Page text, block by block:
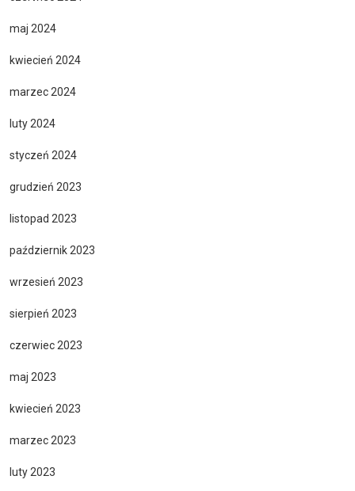
maj 2024
kwiecień 2024
marzec 2024
luty 2024
styczeń 2024
grudzień 2023
listopad 2023
październik 2023
wrzesień 2023
sierpień 2023
czerwiec 2023
maj 2023
kwiecień 2023
marzec 2023
luty 2023